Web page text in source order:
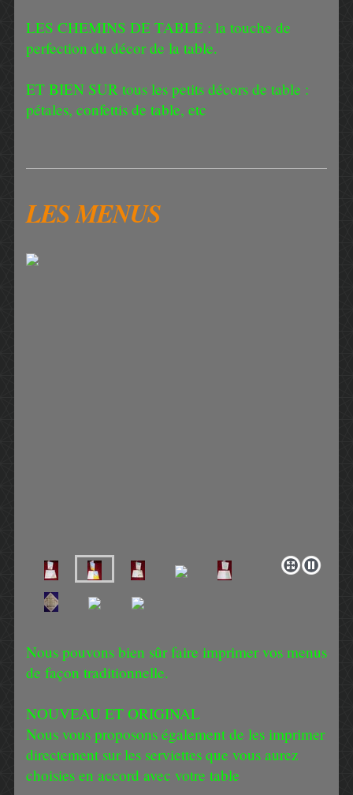
LES CHEMINS DE TABLE : la touche de
perfection du décor de la table.
ET BIEN SUR tous les petits décors de table :
pétales, confettis de table, etc
LES MENUS
Nous pouvons bien sûr faire imprimer vos menus
de façon traditionnelle.
NOUVEAU ET ORIGINAL
Nous vous proposons également de les imprimer
directement sur les serviettes que vous aurez
choisies en accord avec votre table